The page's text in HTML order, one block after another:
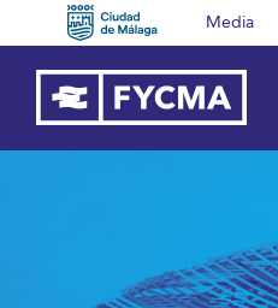
al
contenido
Media